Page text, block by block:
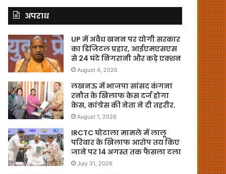
अपराध
UP में अवैध खनन पर योगी सरकार
का डिजिटल प्रहार, आईएमएसएस
से 24 घंटे निगरानी और कड़े एक्शन
August 4, 2026
लखनऊ में भाजपा सांसद कंगना
रनौत के खिलाफ केस दर्ज होगा
केस, कांग्रेस की नेता ने दी तहरीर.
August 1, 2026
IRCTC घोटाला मामले में लालू
परिवार के खिलाफ आरोप तय किए
जाने पर 14 अगस्त तक फैसला टला
July 31, 2026